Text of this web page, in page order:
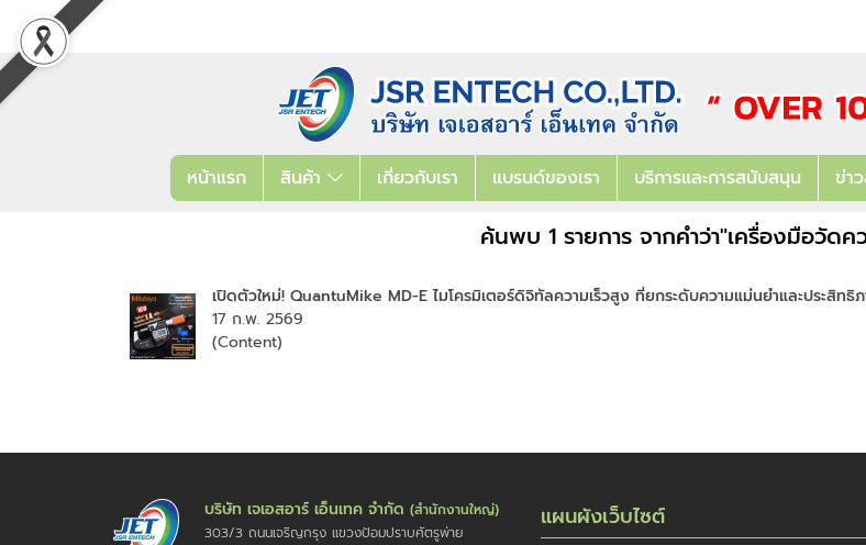
หน้าแรก สินค้า เกี่ยวกับเรา แบรนด์ของเรา บริการและการสนับสนุน ข่า
ค้นพบ 1 รายการ จากคำว่า"เครื่องมือวัดค
เปิดตัวใหม่! QuantuMike MD-E ไมโครมิเตอร์ดิจิทัลความเร็วสูง ที่ยกระดับความแม่นยำและประสิทธิ
17 ก.พ. 2569
(Content)
บริษัท เจเอสอาร์ เอ็นเทค จำกัด (สำนักงานใหญ่)
303/3 ถนนเจริญกรุง แขวงป้อมปราบศัตรูพ่าย
แผนผังเว็บไซต์